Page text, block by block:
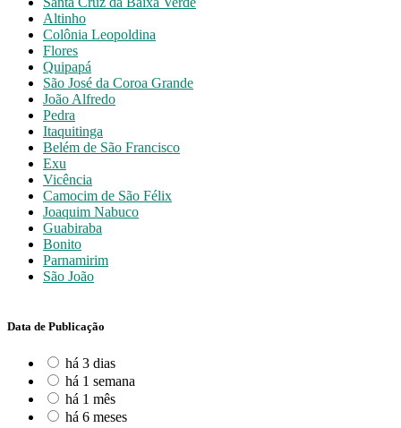
Altinho
Colônia Leopoldina
Flores
Quipapá
São José da Coroa Grande
João Alfredo
Pedra
Itaquitinga
Belém de São Francisco
Exu
Vicência
Camocim de São Félix
Joaquim Nabuco
Guabiraba
Bonito
Parnamirim
São João
Data de Publicação
há 3 dias
há 1 semana
há 1 mês
há 6 meses